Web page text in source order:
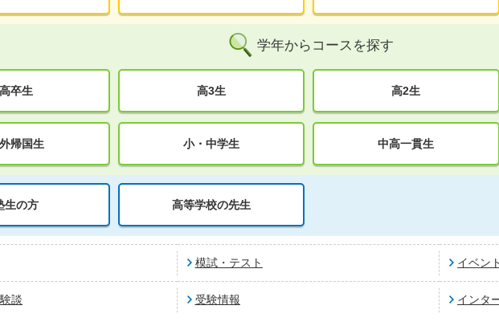
学年からコースを探す
高卒生 高3生 高2生
帰国生 小・中学生 中高一貫生
生の方 高等学校の先生
模試・テスト イベン
談 受験情報 インタ